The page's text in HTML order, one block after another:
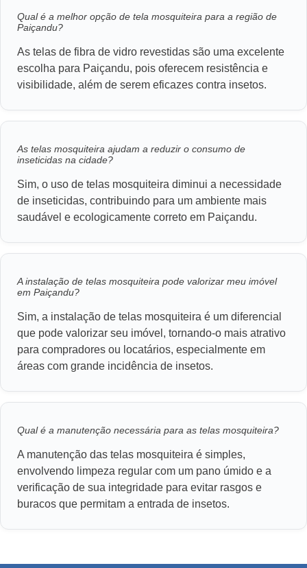
Qual é a melhor opção de tela mosquiteira para a região de
Paiçandu?
As telas de fibra de vidro revestidas são uma excelente
escolha para Paiçandu, pois oferecem resistência e
visibilidade, além de serem eficazes contra insetos.
As telas mosquiteira ajudam a reduzir o consumo de
inseticidas na cidade?
Sim, o uso de telas mosquiteira diminui a necessidade
de inseticidas, contribuindo para um ambiente mais
saudável e ecologicamente correto em Paiçandu.
A instalação de telas mosquiteira pode valorizar meu imóvel
em Paiçandu?
Sim, a instalação de telas mosquiteira é um diferencial
que pode valorizar seu imóvel, tornando-o mais atrativo
para compradores ou locatários, especialmente em
áreas com grande incidência de insetos.
Qual é a manutenção necessária para as telas mosquiteira?
A manutenção das telas mosquiteira é simples,
envolvendo limpeza regular com um pano úmido e a
verificação de sua integridade para evitar rasgos e
buracos que permitam a entrada de insetos.